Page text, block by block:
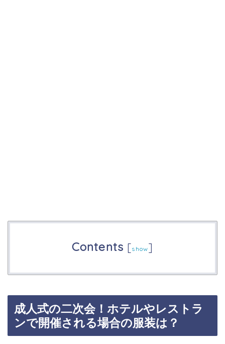
Contents [show]
成人式の二次会！ホテルやレストラ
ンで開催される場合の服装は？